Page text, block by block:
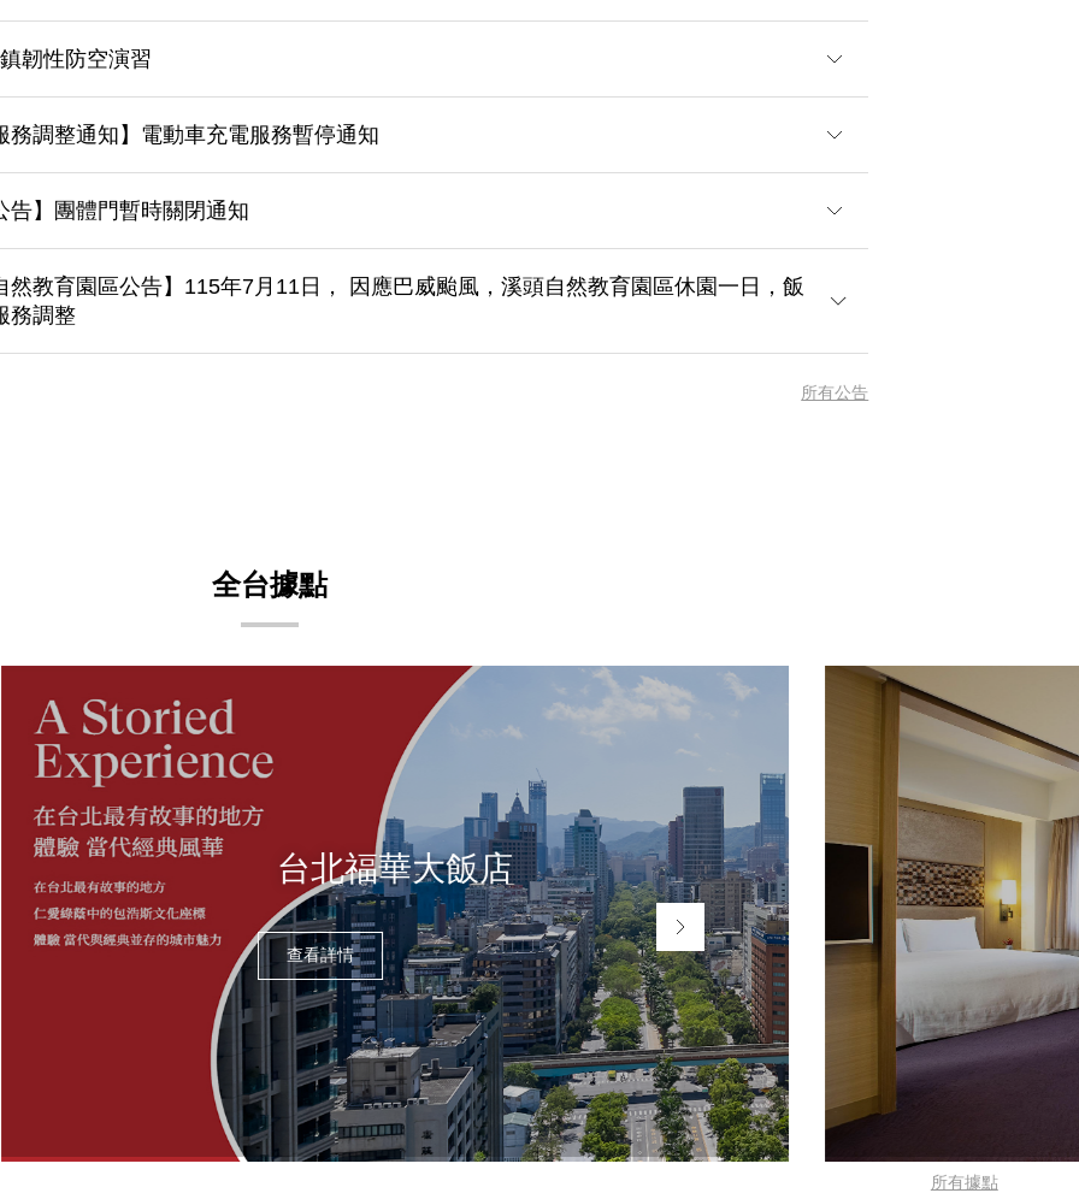
韌性防空演習
務調整通知】電動車充電服務暫停通知
告】團體門暫時關閉通知
然教育園區公告】115年7月11日， 因應巴威颱風，溪頭自然教育園區休園一日，飯
務調整
所有公告
全台據點
台北福華大飯店
公務人
福華國
查看詳情
所有據點